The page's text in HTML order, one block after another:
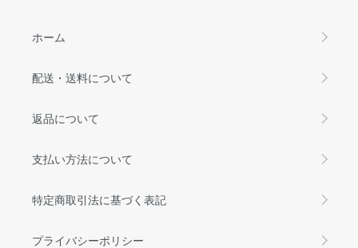
ホーム
配送・送料について
返品について
支払い方法について
特定商取引法に基づく表記
プライバシーポリシー